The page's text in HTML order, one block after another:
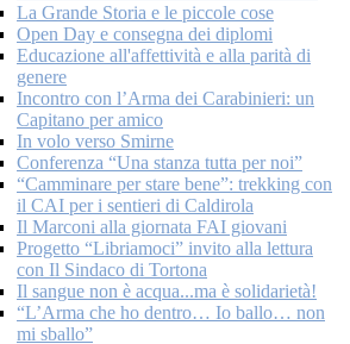
La Grande Storia e le piccole cose
Open Day e consegna dei diplomi
Educazione all'affettività e alla parità di
genere
Incontro con l’Arma dei Carabinieri: un
Capitano per amico
In volo verso Smirne
Conferenza “Una stanza tutta per noi”
“Camminare per stare bene”: trekking con
il CAI per i sentieri di Caldirola
Il Marconi alla giornata FAI giovani
Progetto “Libriamoci” invito alla lettura
con Il Sindaco di Tortona
Il sangue non è acqua...ma è solidarietà!
“L’Arma che ho dentro… Io ballo… non
mi sballo”